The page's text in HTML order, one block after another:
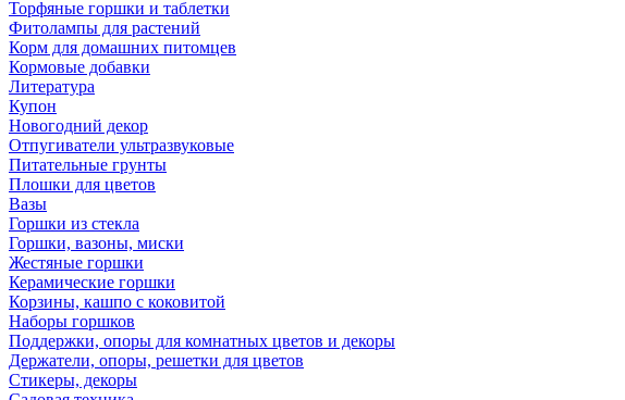
Торфяные горшки и таблетки
Фитолампы для растений
Корм для домашних питомцев
Кормовые добавки
Литература
Купон
Новогодний декор
Отпугиватели ультразвуковые
Питательные грунты
Плошки для цветов
Вазы
Горшки из стекла
Горшки, вазоны, миски
Жестяные горшки
Керамические горшки
Корзины, кашпо с коковитой
Наборы горшков
Поддержки, опоры для комнатных цветов и декоры
Держатели, опоры, решетки для цветов
Стикеры, декоры